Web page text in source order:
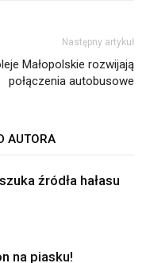
Następny artykuł
Małopolskie rozwijają
połączenia autobusowe
AUTORA
źródła hałasu
na piasku!